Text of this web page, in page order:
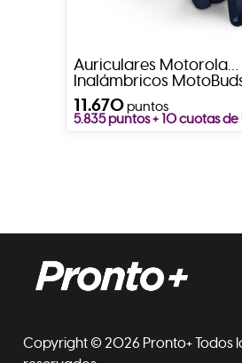
Auriculares Motorola
Inalámbricos
11.670puntos
5.835 puntos + 10 cuotas de
Copyright © 2026 Pronto+ Todos